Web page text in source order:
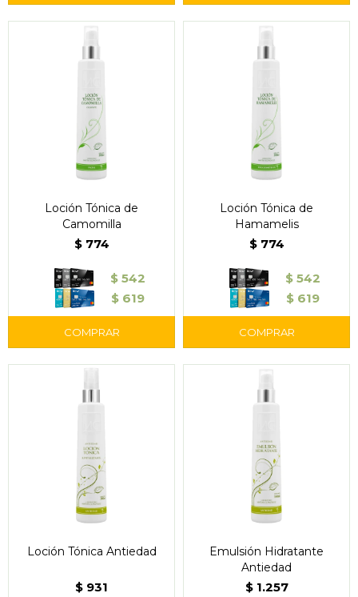
Loción Tónica de
Camomilla
$ 774
$ 542
$ 619
Loción Tónica de
Hamamelis
$ 774
$ 542
$ 619
Loción Tónica Antiedad
$ 931
Emulsión Hidratante
Antiedad
$ 1.257